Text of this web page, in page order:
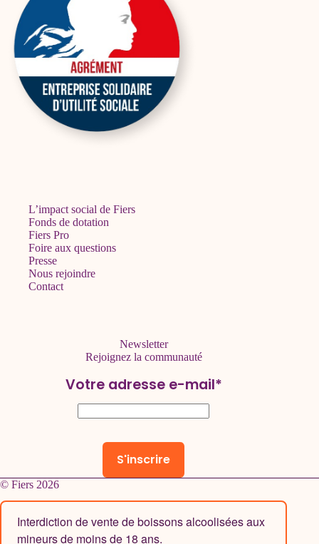
L’impact social de Fiers
Fonds de dotation
Fiers Pro
Foire aux questions
Presse
Nous rejoindre
Contact
Newsletter
Rejoignez la communauté
Votre adresse e-mail*
© Fiers 2026
Interdiction de vente de boissons alcoolisées aux
mineurs de moins de 18 ans.